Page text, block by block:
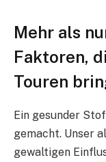
Mehr als
Faktoren,
Touren
Ein gesunder
gemacht. Unser
gewaltigen